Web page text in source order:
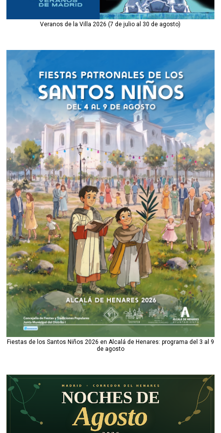
Veranos de la Villa 2026 (7 de julio al 30 de agosto)
Fiestas de los Santos Niños 2026 en Alcalá de Henares: programa del 3 al 9
de agosto